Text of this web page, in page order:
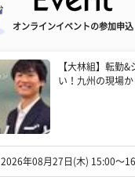
オンラインイベントの参加申込
【大林組】転勤
い！九州の現場
2026年08月27日(木) 15:00〜